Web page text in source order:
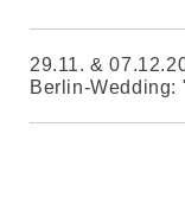
29.11. &
Berlin-Wedding: